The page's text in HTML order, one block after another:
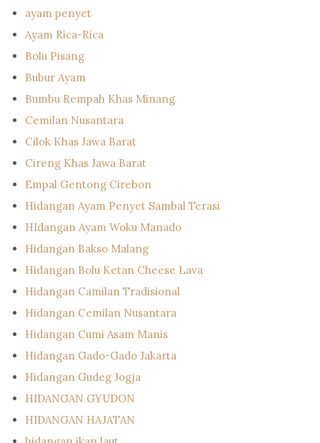
ayam penyet
Ayam Rica-Rica
Bolu Pisang
Bubur Ayam
Bumbu Rempah Khas Minang
Cemilan Nusantara
Cilok Khas Jawa Barat
Cireng Khas Jawa Barat
Empal Gentong Cirebon
Hidangan Ayam Penyet Sambal Terasi
HIdangan Ayam Woku Manado
Hidangan Bakso Malang
Hidangan Bolu Ketan Cheese Lava
Hidangan Camilan Tradisional
Hidangan Cemilan Nusantara
Hidangan Cumi Asam Manis
Hidangan Gado-Gado Jakarta
Hidangan Gudeg Jogja
HIDANGAN GYUDON
HIDANGAN HAJATAN